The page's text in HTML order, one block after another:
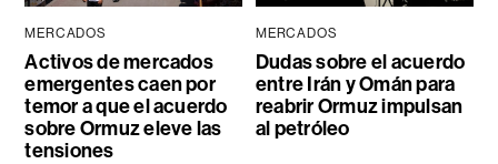
MERCADOS
Activos de mercados
emergentes caen por
temor a que el acuerdo
sobre Ormuz eleve las
tensiones
MERCADOS
Dudas sobre el acuerdo
entre Irán y Omán para
reabrir Ormuz impulsan
al petróleo